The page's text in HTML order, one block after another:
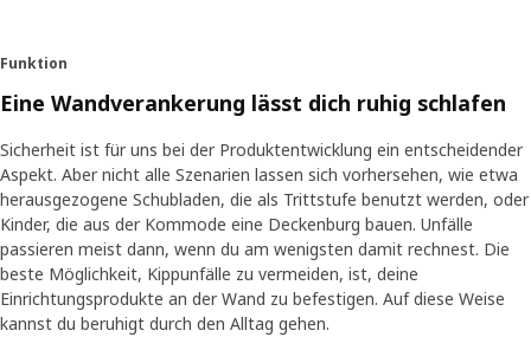
Funktion
Eine Wandverankerung lässt dich ruhig schlafen
Sicherheit ist für uns bei der Produktentwicklung ein entscheidender
Aspekt. Aber nicht alle Szenarien lassen sich vorhersehen, wie etwa
herausgezogene Schubladen, die als Trittstufe benutzt werden, oder
Kinder, die aus der Kommode eine Deckenburg bauen. Unfälle
passieren meist dann, wenn du am wenigsten damit rechnest. Die
beste Möglichkeit, Kippunfälle zu vermeiden, ist, deine
Einrichtungsprodukte an der Wand zu befestigen. Auf diese Weise
kannst du beruhigt durch den Alltag gehen.